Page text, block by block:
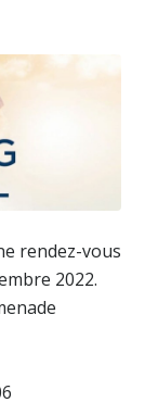
rendez-vous
2022.